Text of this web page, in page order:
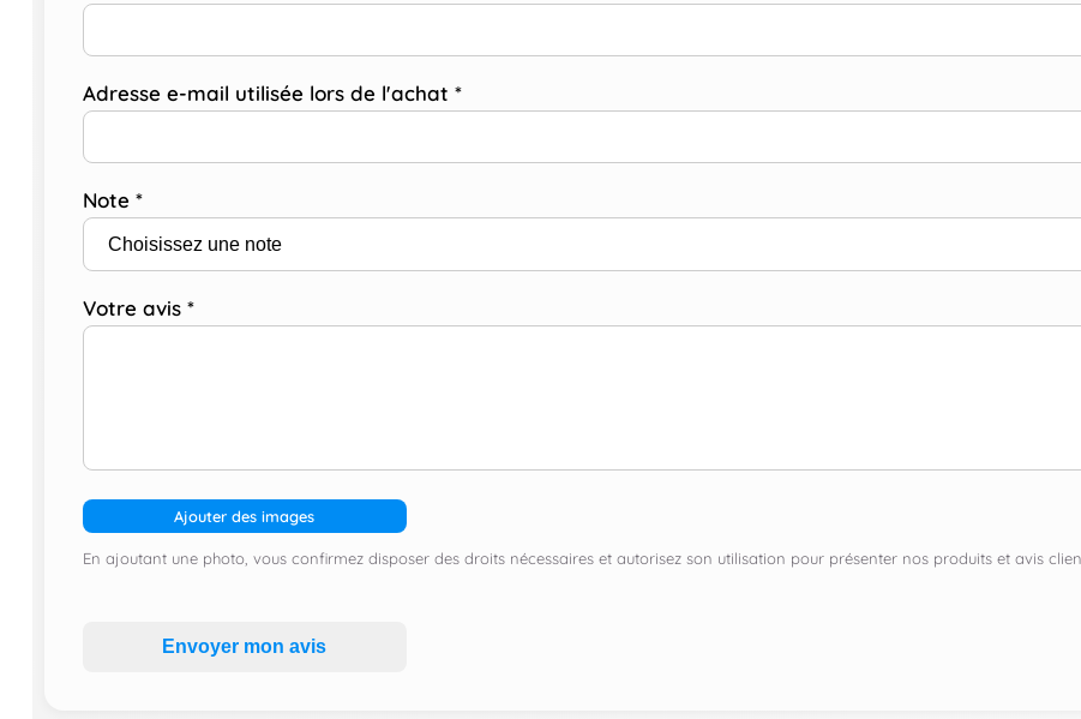
Adresse e-mail utilisée lors de l'achat *
Note *
Votre avis *
Ajouter des images
En ajoutant une photo, vous confirmez disposer des droits nécessaires et autorisez son utilisation pour présenter nos produits et avis
Envoyer mon avis